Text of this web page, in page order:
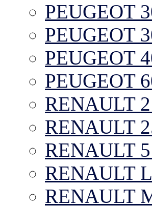
PEUGEOT
PEUGEOT
PEUGEOT
PEUGEOT
RENAULT
RENAULT
RENAULT
RENAULT
RENAULT